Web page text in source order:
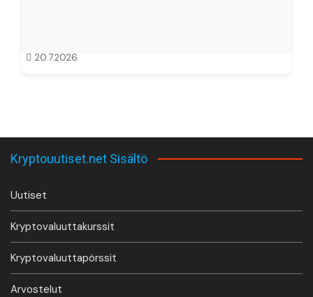
20.7.2026
Kryptouutiset.net Sisältö
Uutiset
Kryptovaluuttakurssit
Kryptovaluuttapörssit
Arvostelut